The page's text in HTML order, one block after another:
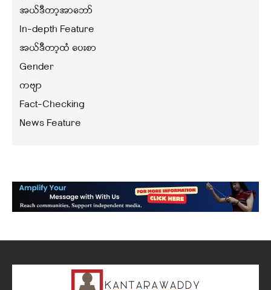
အယ်ဒီတာ့အာဘော်
In-depth Feature
အယ်ဒီတာ့ထံ ပေးစာ
Gender
ကဗျာ
Fact-Checking
News Feature